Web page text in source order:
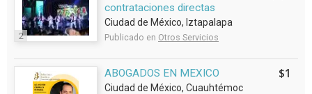
2
contrataciones directas
Ciudad de México, Iztapalapa
Publicado en Otros Servicios
ABOGADOS EN MEXICO
Ciudad de México, Cuauhtémoc
$1